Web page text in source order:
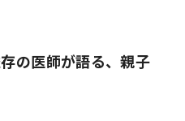
の医師が語る、親子